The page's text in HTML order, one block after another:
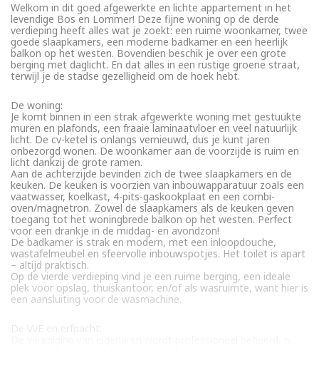
Welkom in dit goed afgewerkte en lichte appartement in het
levendige Bos en Lommer! Deze fijne woning op de derde
verdieping heeft alles wat je zoekt: een ruime woonkamer, twee
goede slaapkamers, een moderne badkamer en een heerlijk
balkon op het westen. Bovendien beschik je over een grote
berging met daglicht. En dat alles in een rustige groene straat,
terwijl je de stadse gezelligheid om de hoek hebt.
De woning:
Je komt binnen in een strak afgewerkte woning met gestuukte
muren en plafonds, een fraaie laminaatvloer en veel natuurlijk
licht. De cv-ketel is onlangs vernieuwd, dus je kunt jaren
onbezorgd wonen. De woonkamer aan de voorzijde is ruim en
licht dankzij de grote ramen.
Aan de achterzijde bevinden zich de twee slaapkamers en de
keuken. De keuken is voorzien van inbouwapparatuur zoals een
vaatwasser, koelkast, 4-pits-gaskookplaat en een combi-
oven/magnetron. Zowel de slaapkamers als de keuken geven
toegang tot het woningbrede balkon op het westen. Perfect
voor een drankje in de middag- en avondzon!
De badkamer is strak en modern, met een inloopdouche,
wastafelmeubel en sfeervolle inbouwspotjes. Het toilet is apart
– altijd praktisch.
Op de vierde verdieping vind je een ruime berging, een ideale
plek voor opslag, thuiskantoor, en/of als wasruimte, want hier is
een aansluiting voor de wasmachine.
De VvE en erfpacht: